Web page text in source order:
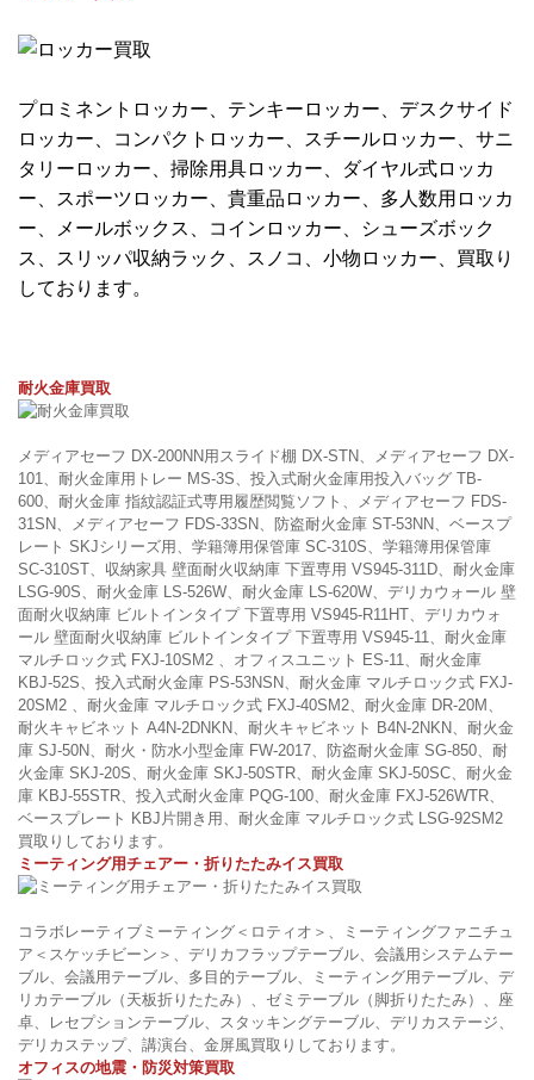
プロミネントロッカー、テンキーロッカー、デスクサイド
ロッカー、コンパクトロッカー、スチールロッカー、サニ
タリーロッカー、掃除用具ロッカー、ダイヤル式ロッカ
ー、スポーツロッカー、貴重品ロッカー、多人数用ロッカ
ー、メールボックス、コインロッカー、シューズボック
ス、スリッパ収納ラック、スノコ、小物ロッカー、買取り
しております。
耐火金庫買取
メディアセーフ DX-200NN用スライド棚 DX-STN、メディアセーフ DX-
101、耐火金庫用トレー MS-3S、投入式耐火金庫用投入バッグ TB-
600、耐火金庫 指紋認証式専用履歴閲覧ソフト、メディアセーフ FDS-
31SN、メディアセーフ FDS-33SN、防盗耐火金庫 ST-53NN、ベースプ
レート SKJシリーズ用、学籍簿用保管庫 SC-310S、学籍簿用保管庫
SC-310ST、収納家具 壁面耐火収納庫 下置専用 VS945-311D、耐火金庫
LSG-90S、耐火金庫 LS-526W、耐火金庫 LS-620W、デリカウォール 壁
面耐火収納庫 ビルトインタイプ 下置専用 VS945-R11HT、デリカウォ
ール 壁面耐火収納庫 ビルトインタイプ 下置専用 VS945-11、耐火金庫
マルチロック式 FXJ-10SM2 、オフィスユニット ES-11、耐火金庫
KBJ-52S、投入式耐火金庫 PS-53NSN、耐火金庫 マルチロック式 FXJ-
20SM2 、耐火金庫 マルチロック式 FXJ-40SM2、耐火金庫 DR-20M、
耐火キャビネット A4N-2DNKN、耐火キャビネット B4N-2NKN、耐火金
庫 SJ-50N、耐火・防水小型金庫 FW-2017、防盗耐火金庫 SG-850、耐
火金庫 SKJ-20S、耐火金庫 SKJ-50STR、耐火金庫 SKJ-50SC、耐火金
庫 KBJ-55STR、投入式耐火金庫 PQG-100、耐火金庫 FXJ-526WTR、
ベースプレート KBJ片開き用、耐火金庫 マルチロック式 LSG-92SM2
買取りしております。
ミーティング用チェアー・折りたたみイス買取
コラボレーティブミーティング＜ロティオ＞、ミーティングファニチュ
ア＜スケッチビーン＞、デリカフラップテーブル、会議用システムテー
ブル、会議用テーブル、多目的テーブル、ミーティング用テーブル、デ
リカテーブル（天板折りたたみ）、ゼミテーブル（脚折りたたみ）、座
卓、レセプションテーブル、スタッキングテーブル、デリカステージ、
デリカステップ、講演台、金屏風買取りしております。
オフィスの地震・防災対策買取